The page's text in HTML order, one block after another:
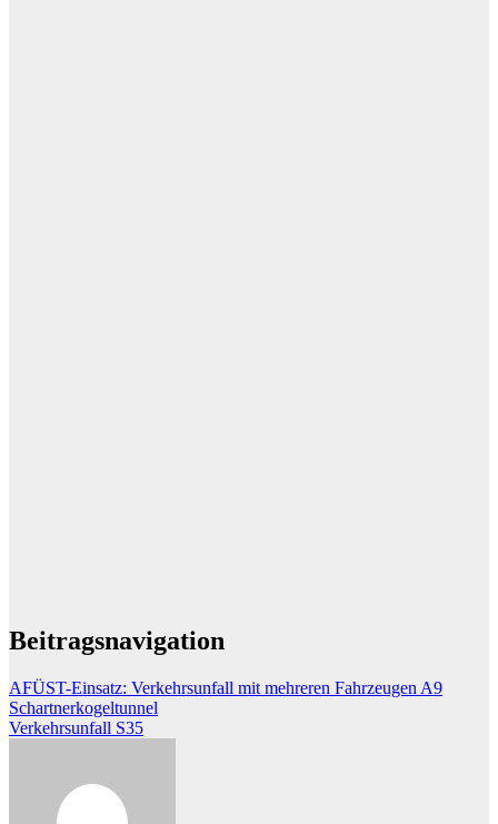
Beitragsnavigation
AFÜST-Einsatz: Verkehrsunfall mit mehreren Fahrzeugen A9
Schartnerkogeltunnel
Verkehrsunfall S35